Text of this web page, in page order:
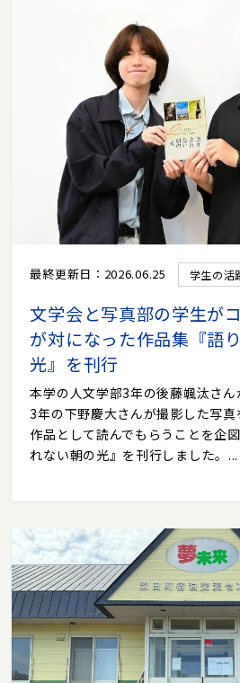
最終更新日：2026.06.25 学生の活
文学会と写真部の学生が
が対になった作品集『語
光』を刊行
本学の人文学部3年の後藤颯汰さ
3年の下野慶大さんが撮影した写
作品として読んでもらうことを企
れない朝の光』を刊行しました。...